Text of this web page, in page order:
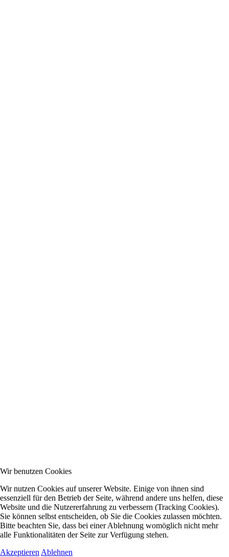
Wir benutzen Cookies
Wir nutzen Cookies auf unserer Website. Einige von ihnen sind
essenziell für den Betrieb der Seite, während andere uns helfen, diese
Website und die Nutzererfahrung zu verbessern (Tracking Cookies).
Sie können selbst entscheiden, ob Sie die Cookies zulassen möchten.
Bitte beachten Sie, dass bei einer Ablehnung womöglich nicht mehr
alle Funktionalitäten der Seite zur Verfügung stehen.
Akzeptieren Ablehnen